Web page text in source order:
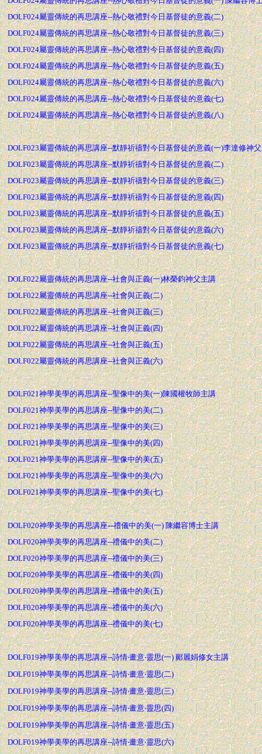
DOLF024屬靈傳統的再思講座--熱心敬禮對今日基督徒的意義(二)
DOLF024屬靈傳統的再思講座--熱心敬禮對今日基督徒的意義(三)
DOLF024屬靈傳統的再思講座--熱心敬禮對今日基督徒的意義(四)
DOLF024屬靈傳統的再思講座--熱心敬禮對今日基督徒的意義(五)
DOLF024屬靈傳統的再思講座--熱心敬禮對今日基督徒的意義(六)
DOLF024屬靈傳統的再思講座--熱心敬禮對今日基督徒的意義(七)
DOLF024屬靈傳統的再思講座--熱心敬禮對今日基督徒的意義(八)
DOLF023屬靈傳統的再思講座--默靜祈禱對今日基督徒的意義(一)李達修神
DOLF023屬靈傳統的再思講座--默靜祈禱對今日基督徒的意義(二)
DOLF023屬靈傳統的再思講座--默靜祈禱對今日基督徒的意義(三)
DOLF023屬靈傳統的再思講座--默靜祈禱對今日基督徒的意義(四)
DOLF023屬靈傳統的再思講座--默靜祈禱對今日基督徒的意義(五)
DOLF023屬靈傳統的再思講座--默靜祈禱對今日基督徒的意義(六)
DOLF023屬靈傳統的再思講座--默靜祈禱對今日基督徒的意義(七)
DOLF022屬靈傳統的再思講座--社會與正義(一)林榮鈞神父主講
DOLF022屬靈傳統的再思講座--社會與正義(二)
DOLF022屬靈傳統的再思講座--社會與正義(三)
DOLF022屬靈傳統的再思講座--社會與正義(四)
DOLF022屬靈傳統的再思講座--社會與正義(五)
DOLF022屬靈傳統的再思講座--社會與正義(六)
DOLF021神學美學的再思講座--聖像中的美(一)陳國權牧師主講
DOLF021神學美學的再思講座--聖像中的美(二)
DOLF021神學美學的再思講座--聖像中的美(三)
DOLF021神學美學的再思講座--聖像中的美(四)
DOLF021神學美學的再思講座--聖像中的美(五)
DOLF021神學美學的再思講座--聖像中的美(六)
DOLF021神學美學的再思講座--聖像中的美(七)
DOLF020神學美學的再思講座--禮儀中的美(一) 陳繼容博士主講
DOLF020神學美學的再思講座--禮儀中的美(二)
DOLF020神學美學的再思講座--禮儀中的美(三)
DOLF020神學美學的再思講座--禮儀中的美(四)
DOLF020神學美學的再思講座--禮儀中的美(五)
DOLF020神學美學的再思講座--禮儀中的美(六)
DOLF020神學美學的再思講座--禮儀中的美(七)
DOLF019神學美學的再思講座--詩情‧畫意‧靈思(一) 鄺麗娟修女主講
DOLF019神學美學的再思講座--詩情‧畫意‧靈思(二)
DOLF019神學美學的再思講座--詩情‧畫意‧靈思(三)
DOLF019神學美學的再思講座--詩情‧畫意‧靈思(四)
DOLF019神學美學的再思講座--詩情‧畫意‧靈思(五)
DOLF019神學美學的再思講座--詩情‧畫意‧靈思(六)